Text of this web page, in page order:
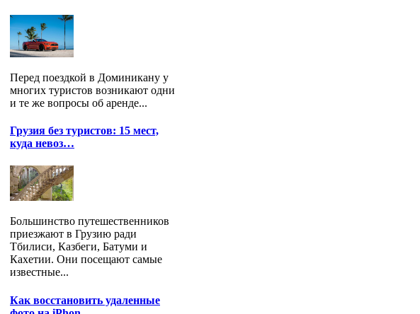
Перед поездкой в Доминикану у
многих туристов возникают одни
и те же вопросы об аренде...
Грузия без туристов: 15 мест,
куда невоз…
Большинство путешественников
приезжают в Грузию ради
Тбилиси, Казбеги, Батуми и
Кахетии. Они посещают самые
известные...
Как восстановить удаленные